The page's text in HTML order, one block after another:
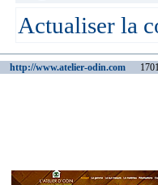
Actualiser la
http://www.atelier-odin.com